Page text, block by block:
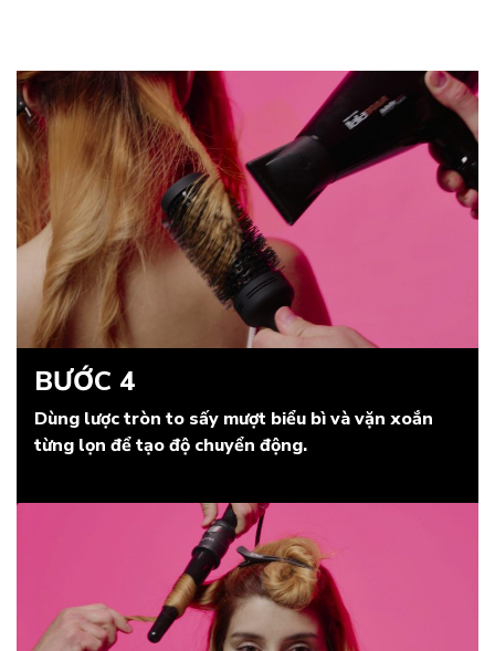
BƯỚC 4
Dùng lược tròn to sấy mượt biểu bì và vặn xoắn
từng lọn để tạo độ chuyển động.